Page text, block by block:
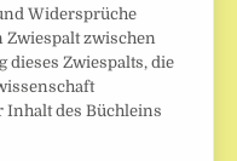
Widersprüche
Zwiespalt zwischen
dieses Zwiespalts, die
Inhalt des Büchleins